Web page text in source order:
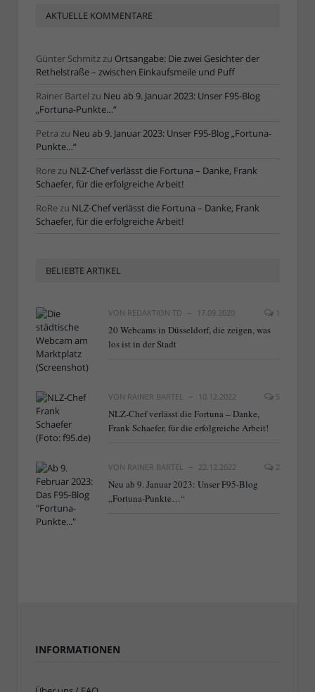
AKTUELLE KOMMENTARE
Günter Schmitzzu Ortsangabe: Die zwei Gesichter der
Rethelstraße – zwischen Einkaufsmeile und Puff
Rainer Bartel zu Neu ab 9. Januar 2023: Unser F95-Blog
„Fortuna-Punkte…“
Petra zu Neu ab 9. Januar 2023: Unser F95-Blog „Fortuna-
Punkte…“
Rorezu NLZ-Chef verlässt die Fortuna – Danke, Frank
Schaefer, für die erfolgreiche Arbeit!
RoRezu NLZ-Chef verlässt die Fortuna – Danke, Frank
Schaefer, für die erfolgreiche Arbeit!
BELIEBTE ARTIKEL
VON REDAKTION TD 17.09.2020 1
20 Webcams in Düsseldorf, die zeigen, was
los ist in der Stadt
VON RAINER BARTEL 10.12.2022 5
NLZ-Chef verlässt die Fortuna – Danke,
Frank Schaefer, für die erfolgreiche Arbeit!
VON RAINER BARTEL 22.12.2022 2
Neu ab 9. Januar 2023: Unser F95-Blog
„Fortuna-Punkte…“
INFORMATIONEN